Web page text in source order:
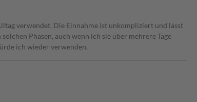
verwendet. Die Einnahme ist unkompliziert und lässt
Phasen, auch wenn ich sie über mehrere Tage
ich wieder verwenden.